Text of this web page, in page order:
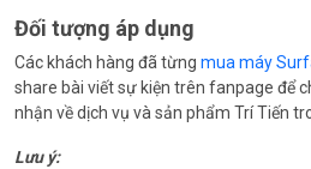
Đối tượng áp dụng
Các khách hàng đã từng mua máy
share bài viết sự kiện trên fanpage để
nhận về dịch vụ và sản phẩm Trí Tiến
Lưu ý: